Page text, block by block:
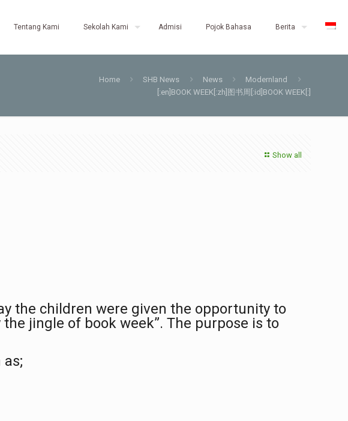
Tentang Kami Sekolah Kami Admisi Pojok Bahasa Berita
Home SHB News News
Modernland
[:en]BOOK WEEK[:zh]图书周[:id]BOOK WEEK[:]
Show all
the childrenwere given the opportunity to
the jingle of book week”. The purpose is to